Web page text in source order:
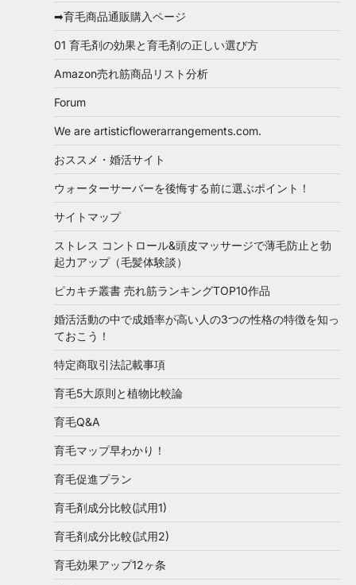
➡育毛商品通販購入ページ
01 育毛剤の効果と育毛剤の正しい選び方
Amazon売れ筋商品リスト分析
Forum
We are artisticflowerarrangements.com.
おススメ・婚活サイト
ウォーターサーバーを後悔する前に選ぶポイント！
サイトマップ
ストレス コントロール&頭皮マッサージで薄毛防止と勃
起力アップ（毛髪体験談）
ピカキチ叢書 売れ筋ランキングTOP10作品
婚活活動の中で成婚率が高い人の3つの性格の特徴を知っ
ておこう！
特定商取引法記載事項
育毛5大原則と植物比較論
育毛Q&A
育毛マップ早わかり！
育毛促進プラン
育毛剤成分比較(試用1)
育毛剤成分比較(試用2)
育毛効果アップ12ヶ条